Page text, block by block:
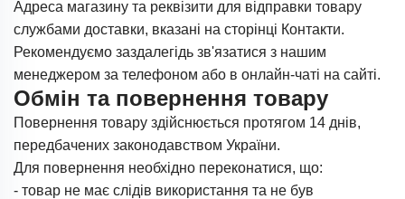
Адреса магазину та реквізити для відправки товару
службами доставки, вказані на сторінці Контакти.
Рекомендуємо заздалегідь зв'язатися з нашим
менеджером за телефоном або в онлайн-чаті на сайті.
Обмін та повернення товару
Повернення товару здійснюється протягом 14 днів,
передбачених законодавством України.
Для повернення необхідно переконатися, що:
- товар не має слідів використання та не був